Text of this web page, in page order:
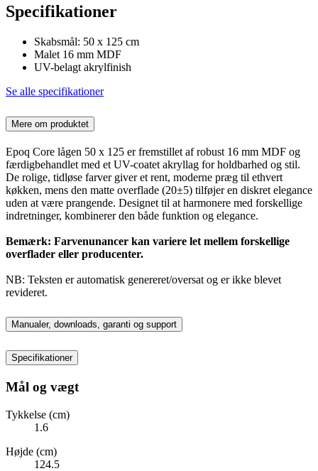
Specifikationer
Skabsmål: 50 x 125 cm
Malet 16 mm MDF
UV-belagt akrylfinish
Se alle specifikationer
Mere om produktet
Epoq Core lågen 50 x 125 er fremstillet af robust 16 mm MDF og
færdigbehandlet med et UV-coatet akryllag for holdbarhed og stil.
De rolige, tidløse farver giver et rent, moderne præg til ethvert
køkken, mens den matte overflade (20±5) tilføjer en diskret elegance
uden at være prangende. Designet til at harmonere med forskellige
indretninger, kombinerer den både funktion og elegance.
Bemærk: Farvenunancer kan variere let mellem forskellige
overflader eller producenter.
NB: Teksten er automatisk genereret/oversat og er ikke blevet
revideret.
Manualer, downloads, garanti og support
Specifikationer
Mål og vægt
Tykkelse (cm)
1.6
Højde (cm)
124.5